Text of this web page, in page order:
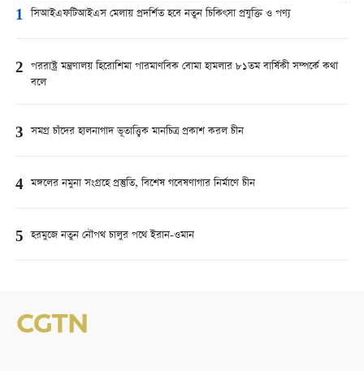
1 সিআইএফটিআইএস মেলায় প্রদর্শিত হবে নতুন চিকিৎসা প্রযুক্তি ও পণ্য
2 পররাষ্ট্র মন্ত্রণালয় হিরোশিমা পারমাণবিক বোমা হামলার ৮১তম বার্ষিকী সম্পর্কে কথা
বলে
3 সমগ্র চাঁদের হালনাগাদ ভূতাত্ত্বিক মানচিত্র প্রকাশ করল চীন
4 মঙ্গলের নমুনা সংগ্রহে প্রস্তুতি, বিশেষ গবেষণাগার নির্মাণে চীন
5 হরমুজে নতুন নৌপথ চালুর পথে ইরান-ওমান